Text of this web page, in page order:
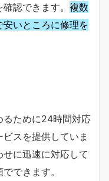
認できます。 複数
いところに修理を
るために24時間対応
スを提供していま
に迅速に対応して
できます。